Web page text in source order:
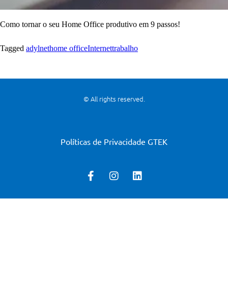
Como tornar o seu Home Office produtivo em 9 passos!
Tagged adylnethome officeInternettrabalho
© All rights reserved.
Políticas de Privacidade GTEK